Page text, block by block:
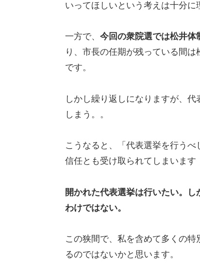
いってほしいという考えは十分に
一方で、 今回の衆院選では松井体
り、市長の任期が残っている間
です。
しかし繰り返しになりますが、
しまう。。
こうなると、「代表選挙を行う
信任とも受け取られてしまいま
開かれた代表選挙は行いたい。
わけではない。
この狭間で、私を含めて多くの
るのではないかと思います。